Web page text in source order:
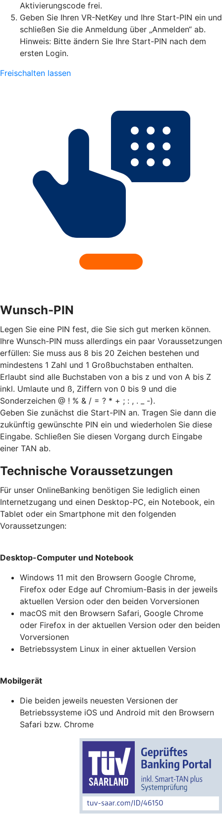
Aktivierungscode frei.
Geben Sie Ihren VR-NetKey und Ihre Start-PIN ein und
schließen Sie die Anmeldung über „Anmelden“ ab.
Hinweis: Bitte ändern Sie Ihre Start-PIN nach dem
ersten Login.
Freischalten lassen
Wunsch-PIN
Legen Sie eine PIN fest, die Sie sich gut merken können.
Ihre Wunsch-PIN muss allerdings ein paar Voraussetzungen
erfüllen: Sie muss aus 8 bis 20 Zeichen bestehen und
mindestens 1 Zahl und 1 Großbuchstaben enthalten.
Erlaubt sind alle Buchstaben von a bis z und von A bis Z
inkl. Umlaute und ß, Ziffern von 0 bis 9 und die
Sonderzeichen @ ! % & / = ? * + ; : , . _ -).
Geben Sie zunächst die Start-PIN an. Tragen Sie dann die
zukünftig gewünschte PIN ein und wiederholen Sie diese
Eingabe. Schließen Sie diesen Vorgang durch Eingabe
einer TAN ab.
Technische Voraussetzungen
Für unser OnlineBanking benötigen Sie lediglich einen
Internetzugang und einen Desktop-PC, ein Notebook, ein
Tablet oder ein Smartphone mit den folgenden
Voraussetzungen:
Desktop-Computer und Notebook
Windows 11 mit den Browsern Google Chrome,
Firefox oder Edge auf Chromium-Basis in der jeweils
aktuellen Version oder den beiden Vorversionen
macOS mit den Browsern Safari, Google Chrome
oder Firefox in der aktuellen Version oder den beiden
Vorversionen
Betriebssystem Linux in einer aktuellen Version
Mobilgerät
Die beiden jeweils neuesten Versionen der
Betriebssysteme iOS und Android mit den Browsern
Safari bzw. Chrome